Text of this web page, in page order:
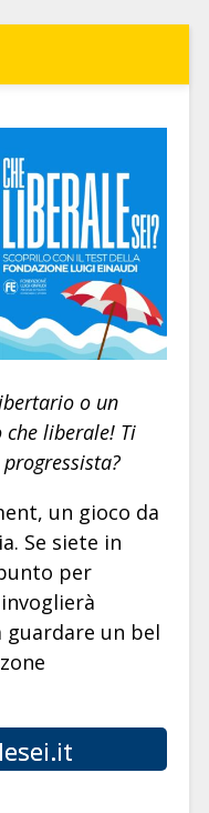
o un
che liberale! Ti
un gioco da
Se siete in
per
un bel